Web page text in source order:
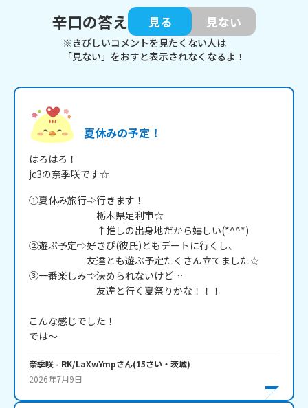
辛口の答え
見る 見ない
※きびしいコメントを見たくない人は
「見ない」をおすと表示されなくなるよ！
夏休みの予定！
はろはろ！
jc3の奈季咲です☆
①夏休み旅行⇨行きます！
栃木県足利市☆
↑推しの出身地だから嬉しい(*^^*)
②遊ぶ予定⇨好きぴ(彼氏)ともデートに行くし、
友達とも遊ぶ予定たくさん立てました☆
③一番楽しみ⇨決められないけど…
友達と行く夏祭りかな！！！
こんな感じでした！
奈季咲 - RK/LaXwYmpさん(15さい・ 茨城)
2026年7月9日